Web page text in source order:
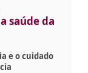
saúde da
e o cuidado